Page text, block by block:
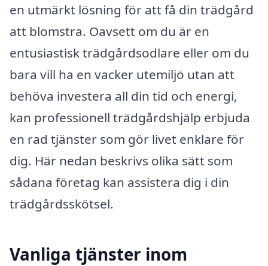
en utmärkt lösning för att få din trädgård
att blomstra. Oavsett om du är en
entusiastisk trädgårdsodlare eller om du
bara vill ha en vacker utemiljö utan att
behöva investera all din tid och energi,
kan professionell trädgårdshjälp erbjuda
en rad tjänster som gör livet enklare för
dig. Här nedan beskrivs olika sätt som
sådana företag kan assistera dig i din
trädgårdsskötsel.
Vanliga tjänster inom